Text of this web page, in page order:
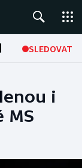
SLEDOVAT
i
MS